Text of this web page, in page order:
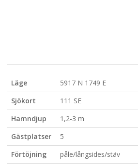
Läge
5917 N 1749 E
Sjökort
111 SE
Hamndjup
1,2-3 m
Gästplatser
5
Förtöjning
påle/långsides/stäv